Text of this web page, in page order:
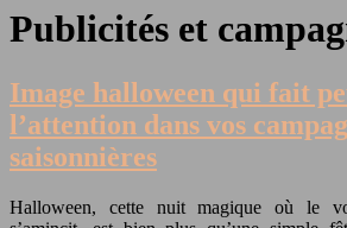
Publicités et
Image halloween qui fait
l’attention dans vos
saisonnières
Halloween, cette nuit magique où le